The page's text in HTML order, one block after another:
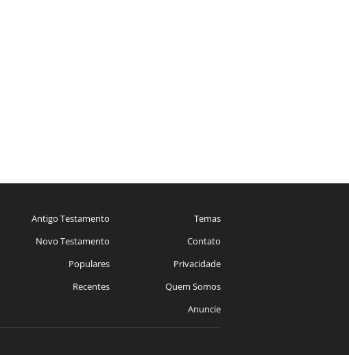
Antigo Testamento
Novo Testamento
Populares
Recentes
Temas
Contato
Privacidade
Quem Somos
Anuncie